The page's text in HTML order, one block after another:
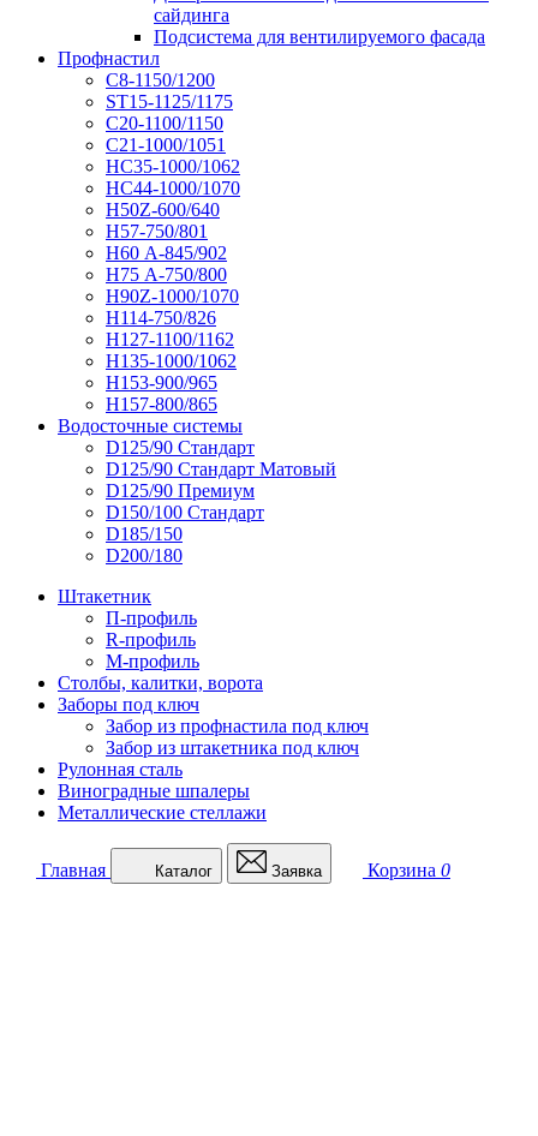
сайдинга
Подсистема для вентилируемого фасада
Профнастил
С8-1150/1200
ST15-1125/1175
С20-1100/1150
С21-1000/1051
НС35-1000/1062
НС44-1000/1070
Н50Z-600/640
Н57-750/801
Н60 А-845/902
Н75 А-750/800
Н90Z-1000/1070
Н114-750/826
Н127-1100/1162
Н135-1000/1062
Н153-900/965
Н157-800/865
Водосточные системы
D125/90 Стандарт
D125/90 Стандарт Матовый
D125/90 Премиум
D150/100 Стандарт
D185/150
D200/180
Штакетник
П-профиль
R-профиль
М-профиль
Столбы, калитки, ворота
Заборы под ключ
Забор из профнастила под ключ
Забор из штакетника под ключ
Рулонная сталь
Виноградные шпалеры
Металлические стеллажи
Главная Каталог Заявка Корзина 0